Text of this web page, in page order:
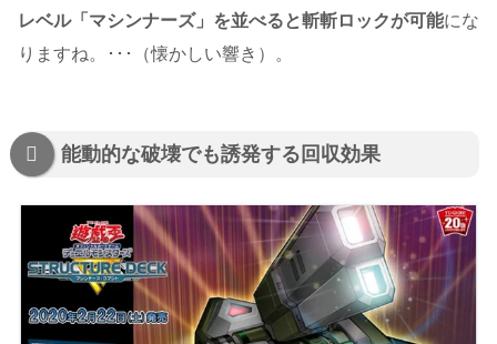
レベル「マシンナーズ」を並べると斬斬ロックが可能にな
りますね。･･･（懐かしい響き）。
能動的な破壊でも誘発する回収効果